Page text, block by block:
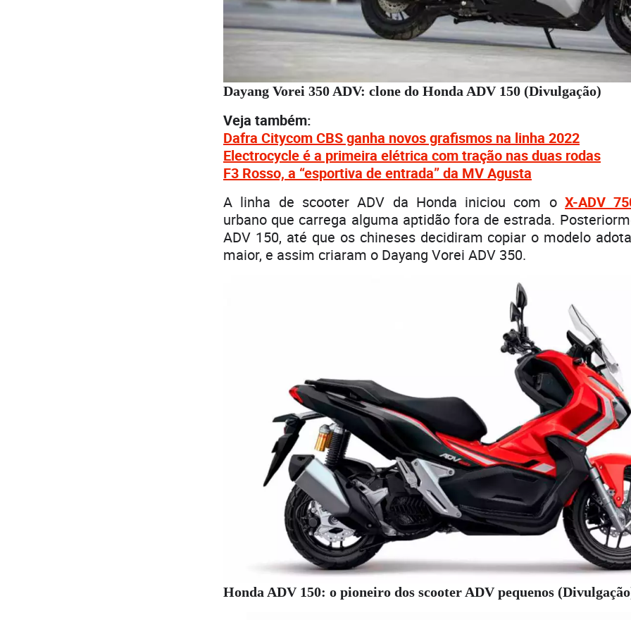
Dayang Vorei 350 ADV: clone do Honda ADV 150 (Divulgação)
Veja também:
Dafra Citycom CBS ganha novos grafismos na linha 2022
Electrocycle é a primeira elétrica com tração nas duas rodas
F3 Rosso, a “esportiva de entrada” da MV Agusta
A linha de scooter ADV da Honda iniciou com oX-ADV
urbano que carrega alguma aptidão fora de estrada.
ADV 150, até que os chineses decidiram copiar o modelo
maior, e assim criaram o Dayang Vorei ADV 350.
Honda ADV 150: o pioneiro dos scooter ADV pequenos